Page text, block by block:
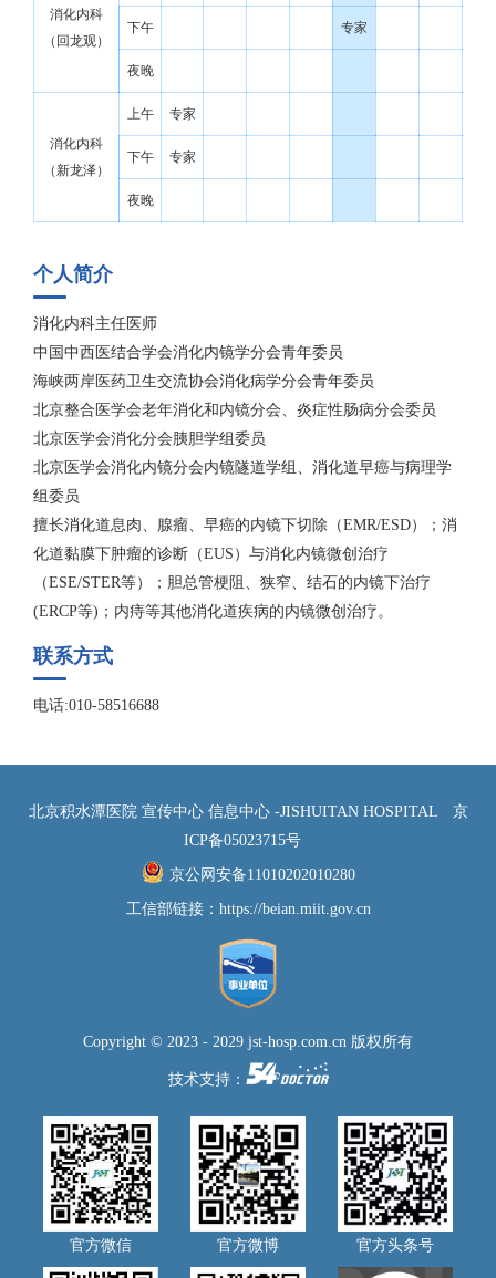
消化内科
（回龙观）
下午 专家
夜晚
消化内科
（新龙泽）
上午 专家
下午 专家
夜晚
个人简介
消化内科主任医师
中国中西医结合学会消化内镜学分会青年委员
海峡两岸医药卫生交流协会消化病学分会青年委员
北京整合医学会老年消化和内镜分会、炎症性肠病分会委员
北京医学会消化分会胰胆学组委员
北京医学会消化内镜分会内镜隧道学组、消化道早癌与病理学
组委员
擅长消化道息肉、腺瘤、早癌的内镜下切除（EMR/ESD）；消
化道黏膜下肿瘤的诊断（EUS）与消化内镜微创治疗
（ESE/STER等）；胆总管梗阻、狭窄、结石的内镜下治疗
(ERCP等)；内痔等其他消化道疾病的内镜微创治疗。
联系方式
电话:010-58516688
北京积水潭医院 宣传中心 信息中心 -JISHUITAN HOSPITAL
京
ICP备05023715号
京公网安备11010202010280
工信部链接： https://beian.miit.gov.cn
Copyright © 2023 - 2029 jst-hosp.com.cn 版权所有
技术支持：
官方微信 官方微博 官方头条号